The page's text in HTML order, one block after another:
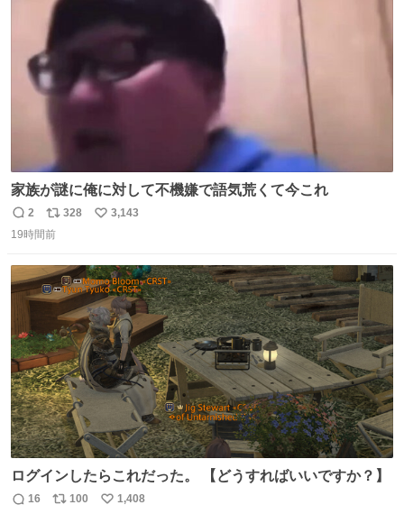
数
家族が謎に俺に対して不機嫌で語気荒くて今これ
返
信
2
リ
ポ
ト
数
328
い
数
3,143
19時間前
ログインしたらこれだった。 【どうすればいいですか？】
16 100 1,408